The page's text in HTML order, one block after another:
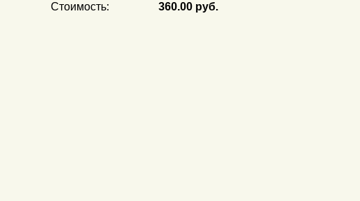
Стоимость:
360.00 руб.